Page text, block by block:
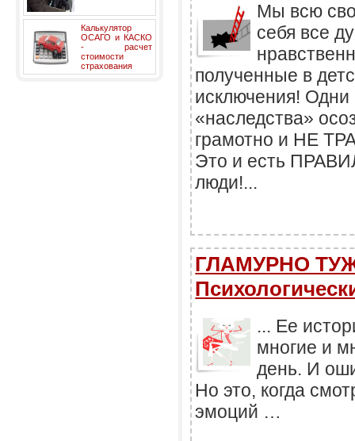
Калькулятор
ОСАГО и КАСКО
- расчет
стоимости
страхования
Мы всю
себя все
полученные в
исключения! Одни
«наследства»
грамотно и НЕ
Это и есть
люди!...
ГЛАМУРНО
... Ее
многие и
день. И
Но это, когда
эмоций …